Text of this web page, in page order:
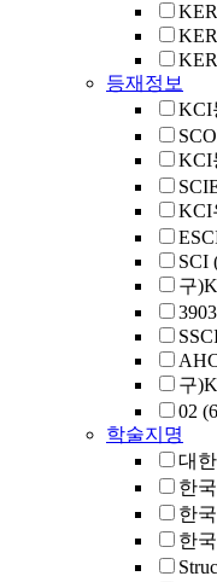
등재정보
KCI
KCI
KCI
SCI
구
3903
구
02
학술지명
대
한
한
한